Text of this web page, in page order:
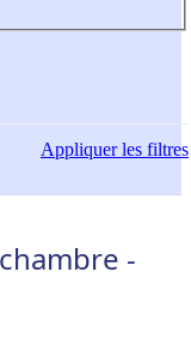
Appliquerles filtres
-